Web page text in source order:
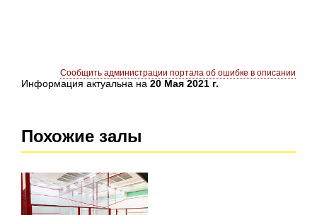
Сообщить администрации портала об ошибке в описании
Информация актуальна на 20 Мая 2021 г.
Похожие залы